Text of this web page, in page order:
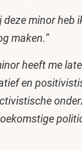
deze minor heb
maken.”
heeft me
en